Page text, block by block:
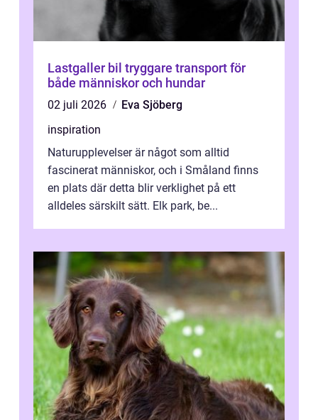
Lastgaller bil tryggare transport för
både människor och hundar
02 juli 2026
Eva Sjöberg
inspiration
Naturupplevelser är något som alltid
fascinerat människor, och i Småland finns
en plats där detta blir verklighet på ett
alldeles särskilt sätt. Elk park, be...